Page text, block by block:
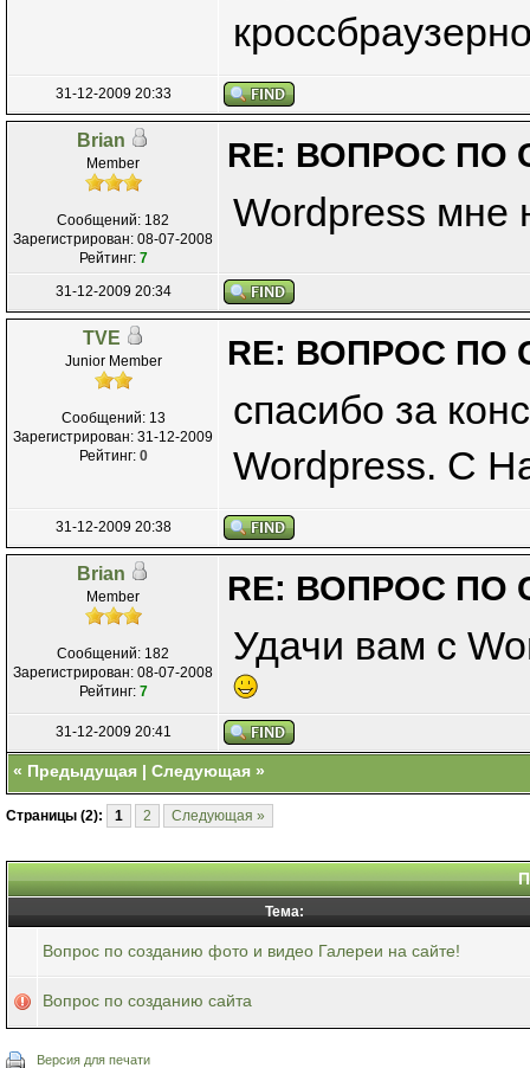
31-12-2009 20:33
Brian
Member
Сообщений: 182
Зарегистрирован: 08-07-2008
Рейтинг: 7
RE: ВОПРОС ПО
Wordpress мне
31-12-2009 20:34
TVE
Junior Member
Сообщений: 13
Зарегистрирован: 31-12-2009
Рейтинг: 0
RE: ВОПРОС ПО
спасибо за
Wordpress. С
31-12-2009 20:38
Brian
Member
Сообщений: 182
Зарегистрирован: 08-07-2008
Рейтинг: 7
RE: ВОПРОС ПО
Удачи вам с
31-12-2009 20:41
« Предыдущая | Следующая »
Страницы (2): 1 2 Следующая »
Тема:
Вопрос по созданию фото и видео Галереи на сайте!
Вопрос по созданию сайта
Версия для печати